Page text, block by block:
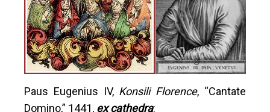
Paus Eugenius IV, Konsili Florence, “Cantate
Domino,” 1441, ex cathedra: